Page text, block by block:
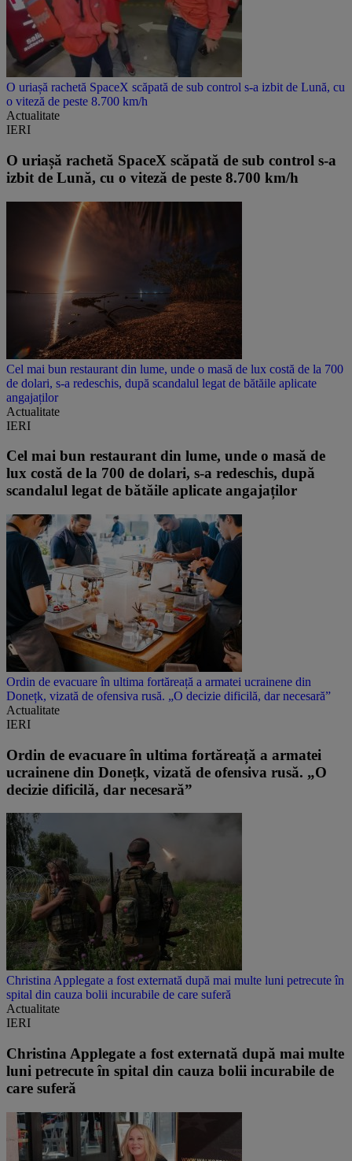
O uriașă rachetă SpaceX scăpată de sub control s-a izbit de Lună, cu
o viteză de peste 8.700 km/h
Actualitate
IERI
O uriașă rachetă SpaceX scăpată de sub control s-a
izbit de Lună, cu o viteză de peste 8.700 km/h
Cel mai bun restaurant din lume, unde o masă de lux costă de la 700
de dolari, s-a redeschis, după scandalul legat de bătăile aplicate
angajaților
Actualitate
IERI
Cel mai bun restaurant din lume, unde o masă de
lux costă de la 700 de dolari, s-a redeschis, după
scandalul legat de bătăile aplicate angajaților
Ordin de evacuare în ultima fortăreață a armatei ucrainene din
Donețk, vizată de ofensiva rusă. „O decizie dificilă, dar necesară”
Actualitate
IERI
Ordin de evacuare în ultima fortăreață a armatei
ucrainene din Donețk, vizată de ofensiva rusă. „O
decizie dificilă, dar necesară”
Christina Applegate a fost externată după mai multe luni petrecute în
spital din cauza bolii incurabile de care suferă
Actualitate
IERI
Christina Applegate a fost externată după mai multe
luni petrecute în spital din cauza bolii incurabile de
care suferă